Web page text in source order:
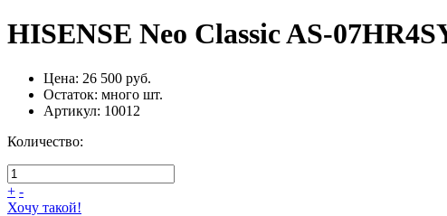
HISENSE Neo Classic AS-
Цена: 26 500 руб.
Остаток: много шт.
Артикул: 10012
Количество:
+ -
Хочу такой!